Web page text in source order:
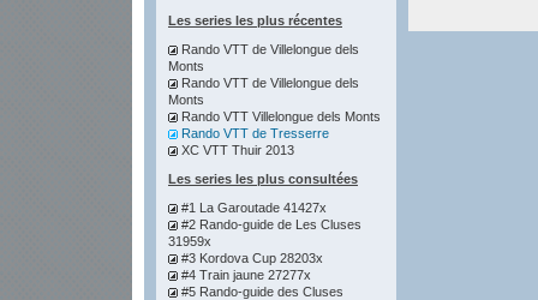
Les series les plus récentes
Rando VTT de Villelongue dels
Monts
Rando VTT de Villelongue dels
Monts
Rando VTT Villelongue dels Monts
Rando VTT de Tresserre
XC VTT Thuir 2013
Les series les plus consultées
#1 La Garoutade 41427x
#2 Rando-guide de Les Cluses
31959x
#3 Kordova Cup 28203x
#4 Train jaune 27277x
#5 Rando-guide des Cluses